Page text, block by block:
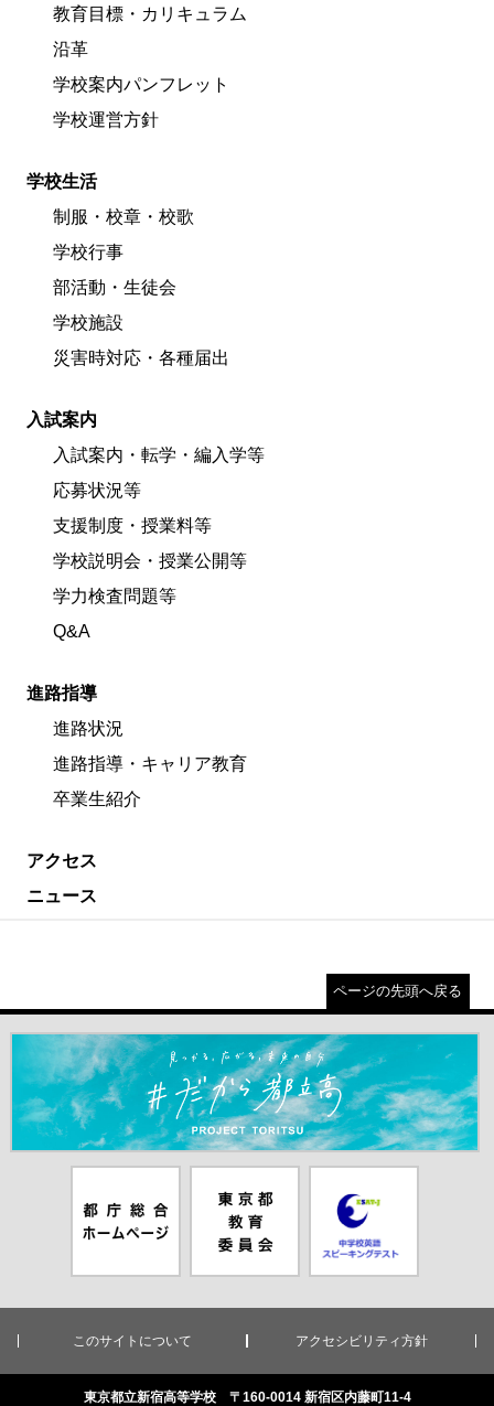
教育目標・カリキュラム
沿革
学校案内パンフレット
学校運営方針
学校生活
制服・校章・校歌
学校行事
部活動・生徒会
学校施設
災害時対応・各種届出
入試案内
入試案内・転学・編入学等
応募状況等
支援制度・授業料等
学校説明会・授業公開等
学力検査問題等
Q&A
進路指導
進路状況
進路指導・キャリア教育
卒業生紹介
アクセス
ニュース
ページの先頭へ戻る
＃だから都立高（別ウインドウが開きます）
ムページ（別
ウインドウが
員会（別ウイ
ンドウが開き
ピーキングテ
スト（別ウイ
ンドウが開き
このサイトについて アクセシビリティ方針
東京都立新宿高等学校 〒160-0014 新宿区内藤町11-4